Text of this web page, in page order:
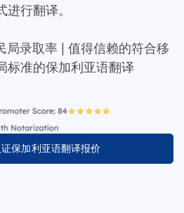
进行翻译。
局录取率 | 值得信赖的符合移
标准的保加利亚语翻译
保加利亚语翻译报价